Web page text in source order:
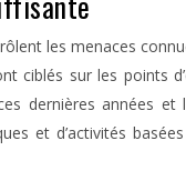
les menaces
ciblés sur les points
dernières années
et d’activités